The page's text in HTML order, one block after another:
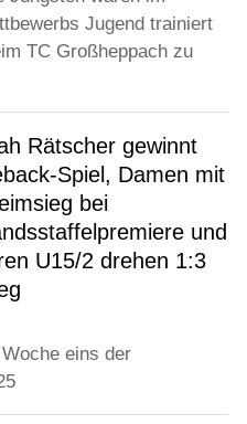
Jugend trainiert
TC Großheppach zu
Rätscher gewinnt
Spiel, Damen mit
bei
und
U15/2 drehen 1:3
eins der